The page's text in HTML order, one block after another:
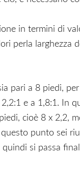
in termini di
perla larghezza
pari a 8 piedi,
e a 1,8:1. In
cioè 8 x 2,2,
punto sei
si passa